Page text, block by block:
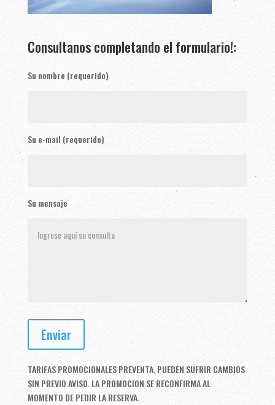
Consultanos completando el formulario!:
Su nombre (requerido)
Su e-mail (requerido)
Su mensaje
TARIFAS PROMOCIONALES PREVENTA, PUEDEN SUFRIR CAMBIOS
SIN PREVIO AVISO. LA PROMOCION SE RECONFIRMA AL
MOMENTO DE PEDIR LA RESERVA.